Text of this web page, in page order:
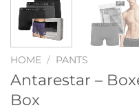
HOME / PANTS
Antarestar –
Box